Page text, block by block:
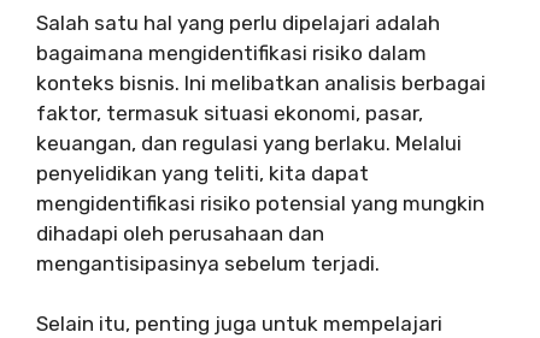
Salah satu hal yang perlu dipelajari adalah
bagaimana mengidentifikasi risiko dalam
konteks bisnis. Ini melibatkan analisis berbagai
faktor, termasuk situasi ekonomi, pasar,
keuangan, dan regulasi yang berlaku. Melalui
penyelidikan yang teliti, kita dapat
mengidentifikasi risiko potensial yang mungkin
dihadapi oleh perusahaan dan
mengantisipasinya sebelum terjadi.
Selain itu, penting juga untuk mempelajari